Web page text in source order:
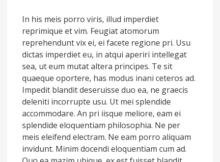
In his meis porro viris, illud imperdiet
reprimique et vim. Feugiat atomorum
reprehendunt vix ei, ei facete regione pri. Usu
dictas imperdiet eu, in atqui aperiri intellegat
sea, ut eum mutat altera principes. Te sit
quaeque oportere, has modus inani ceteros ad.
Impedit blandit deseruisse duo ea, ne graecis
deleniti incorrupte usu. Ut mei splendide
accommodare. An pri iisque meliore, eam ei
splendide eloquentiam philosophia. Ne per
meis eleifend electram. Ne eam porro aliquam
invidunt. Minim docendi eloquentiam cum ad.